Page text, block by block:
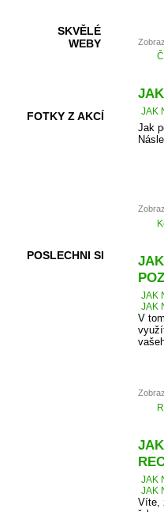
SKVĚLÉ
WEBY
FOTKY Z AKCÍ
POSLECHNI SI
JAK
Jak
JAK
JAK
V
JAK
JAK
Víte,